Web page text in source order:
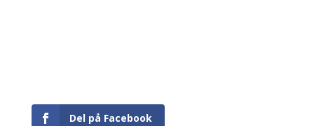
Del på Facebook